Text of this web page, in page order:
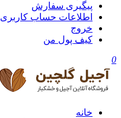
پیگیری سفارش
اطلاعات حساب كاربری
خروج
کیف پول من
0
خانه